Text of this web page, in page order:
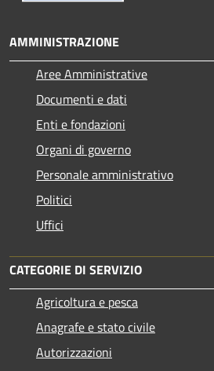
AMMINISTRAZIONE
Aree Amministrative
Documenti e dati
Enti e fondazioni
Organi di governo
Personale amministrativo
Politici
Uffici
CATEGORIE DI SERVIZIO
Agricoltura e pesca
Anagrafe e stato civile
Autorizzazioni